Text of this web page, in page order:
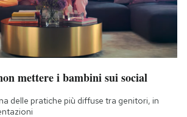
mettere i bambini sui social
delle pratiche più diffuse tra genitori, in